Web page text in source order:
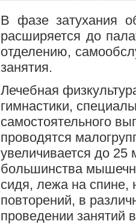
В фазе затухания
расширяется до
отделению,
занятия.
Лечебная
гимнастики,
самостоятельного
проводятся
увеличивается до
большинства
сидя, лежа на спине,
повторений, в
проведении занятий